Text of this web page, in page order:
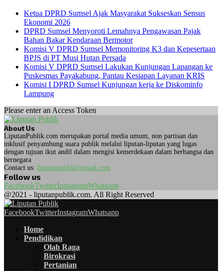
Ketua DPRD Sumsel Ajak Masyarakat Sukseskan Sensus
Ekonomi 2026
DPRD Sumsel Menyoroti Lemahnya Pengawasan Pajak
Bahan Bakar Kendaraan Bermotor
Komisi V DPRD Sumsel Memonitoring K3 dan Kepesertaan
BPJS di PT Musi Hutan Persada
Komisi V DPRD Sumsel Lakukan Kunjungan Lapangan ke
Puskesmas Payakabung, Pantau Kesiapan Layanan KRIS
Komisi I DPRD Sumsel Kunjungan kerja ke Diskominfo
Lampung
Please enter an Access Token
About Us
LiputanPublik.com merupakan portal media umum, non partisan dan
inklusif penyambung suara publik melalui liputan-liputan yang lugas
dengan tujuan ikut andil dalam mengisi kemerdekaan dalam berbangsa dan
bernegara
Contact us: liputanpublik@gmail.com
Follow us
FacebookTwitterInstagramWhatsapp
@2021 - liputanpublik.com. All Right Reserved
FacebookTwitterInstagramWhatsapp
Home
Pendidikan
Olah Raga
Birokrasi
Pertanian